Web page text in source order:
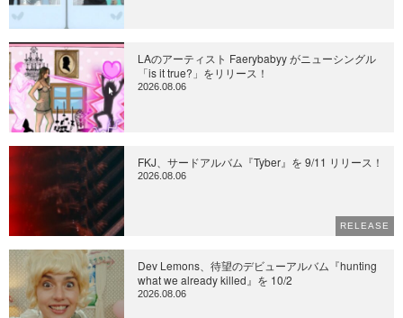
LAのアーティスト Faerybabyy がニューシングル
「is it true?」をリリース！
2026.08.06
FKJ、サードアルバム『Tyber』を 9/11 リリース！
2026.08.06
RELEASE
Dev Lemons、待望のデビューアルバム『hunting
what we already killed』を 10/2
2026.08.06